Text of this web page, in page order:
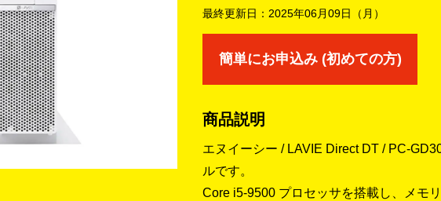
最終更新日： 2025年06月09日（月）
簡単にお申込み (初めての方)
商品説明
エヌイーシー / LAVIE Direct DT / PC-
ルです。
Core i5-9500 プロセッサを搭載し、メモ